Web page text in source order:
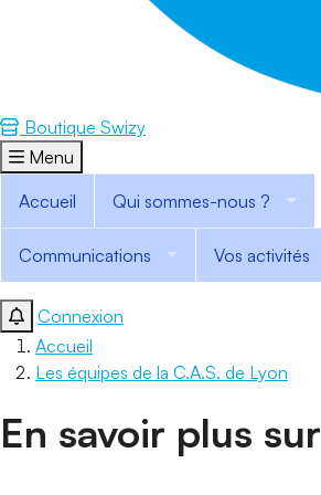
Boutique Swizy
Menu
Accueil
Qui sommes-nous ?
Communications Vos activités
Connexion
Accueil
Les équipes de la C.A.S. de Lyon
En savoir plus sur